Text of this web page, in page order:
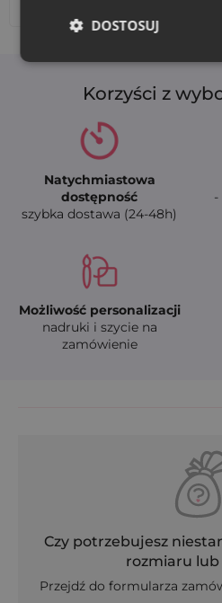
Korzyści z
Natychmiastowa
dostępność
szybka dostawa (24-48h)
-
Możliwość personalizacji
nadruki i szycie na
zamówienie
Czy potrzebujesz
rozmiaru lub
Przejdź do formularza
DOSTOSUJ